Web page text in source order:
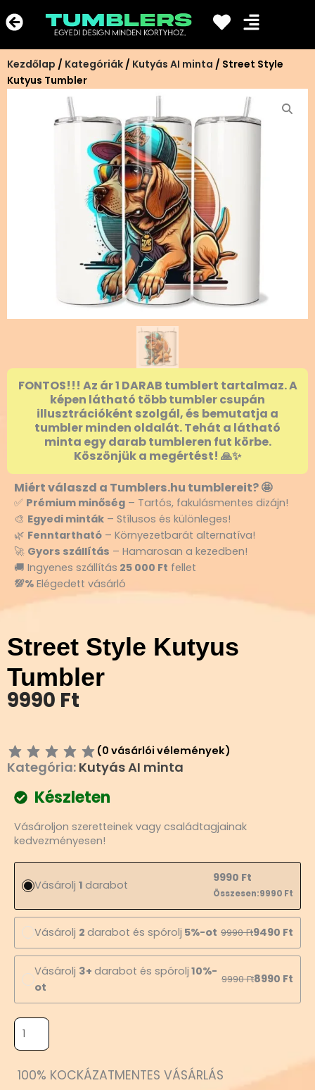
a
tartalomra
Kezdőlap / Kategóriák / Kutyás AI minta / Street Style
Kutyus Tumbler
FONTOS!!! Az ár 1 DARAB tumblert tartalmaz. A
képen látható több tumbler csupán
illusztrációként szolgál, és bemutatja a
tumbler minden oldalát. Tehát a látható
minta egy darab tumbleren fut körbe.
Köszönjük a megértést! 🙏✨
Miért válaszd a Tumblers.hu tumblereit? 🤩
✅ Prémium minőség – Tartós, fakulásmentes dizájn!
🎨 Egyedi minták – Stílusos és különleges!
🌿 Fenntartható – Környezetbarát alternatíva!
🚀 Gyors szállítás – Hamarosan a kezedben!
🚚 Ingyenes szállítás 25 000 Ft fellet
💯% Elégedett vásárló
Street Style Kutyus
Tumbler
9990 Ft
(0 vásárlói vélemények)
Kategória: Kutyás AI minta
Készleten
Vásároljon szeretteinek vagy családtagjainak
kedvezményesen!
Vásárolj 1 darabot
9990 Ft
Összesen:9990 Ft
Vásárolj 2 darabot és spórolj 5%-ot 9990Ft9490 Ft
Vásárolj 3+ darabot és spórolj 10%-
ot
9990Ft8990 Ft
Style
Kutyus
Tumbler
mennyiség
100% KOCKÁZATMENTES VÁSÁRLÁS